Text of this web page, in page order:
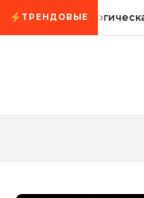
Промотать к
ТРЕНДОВЫЕ